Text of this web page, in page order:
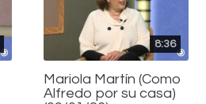
8:36
Mariola Martín (Como
Alfredo por su casa)